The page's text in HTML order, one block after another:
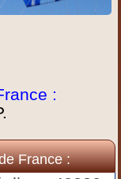
:
France :